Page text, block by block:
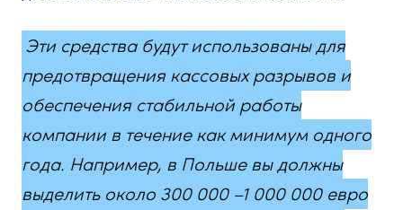
Эти средства будут использованы для
предотвращения кассовых разрывов и
обеспечения стабильной работы
компании в течение как минимум одного
года. Например, в Польше вы должны
выделить около 300 000 –1 000 000 евро